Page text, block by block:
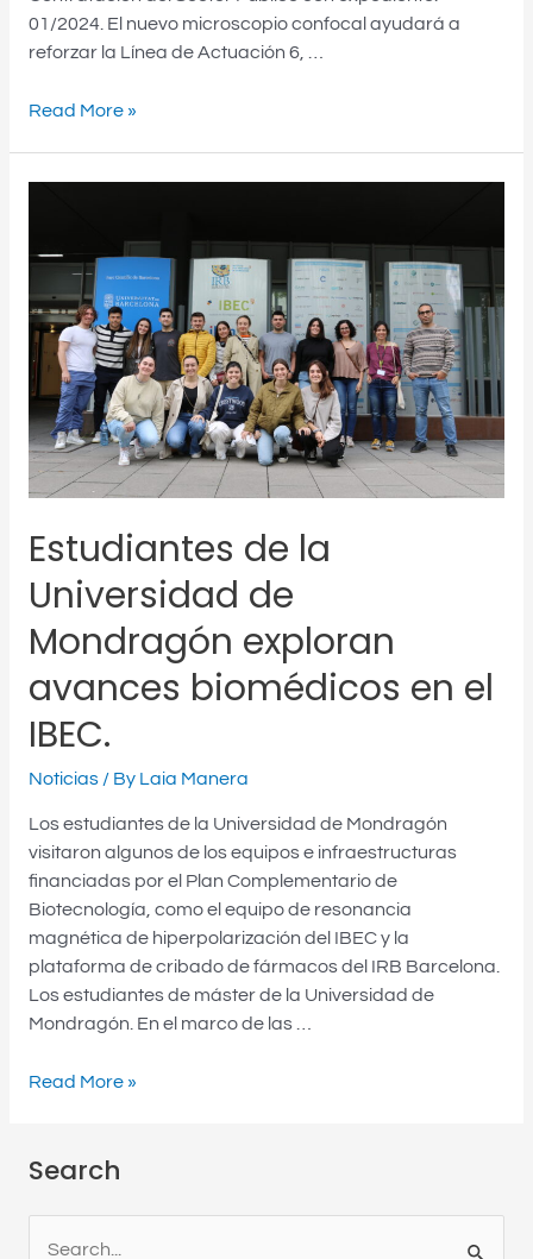
01/2024. El nuevo microscopio confocal ayudará a
reforzar la Línea de Actuación 6, …
Read More »
Estudiantes de la
Universidad de
Mondragón exploran
avances biomédicos en el
IBEC.
Noticias/ By Laia Manera
Los estudiantes de la Universidad de Mondragón
visitaron algunos de los equipos e infraestructuras
financiadas por el Plan Complementario de
Biotecnología, como el equipo de resonancia
magnética de hiperpolarización del IBEC y la
plataforma de cribado de fármacos del IRB Barcelona.
Los estudiantes de máster de la Universidad de
Mondragón. En el marco de las …
la
Universidad
de
Mondragón
exploran
avances
biomédicos
en
el
Read More »
Search